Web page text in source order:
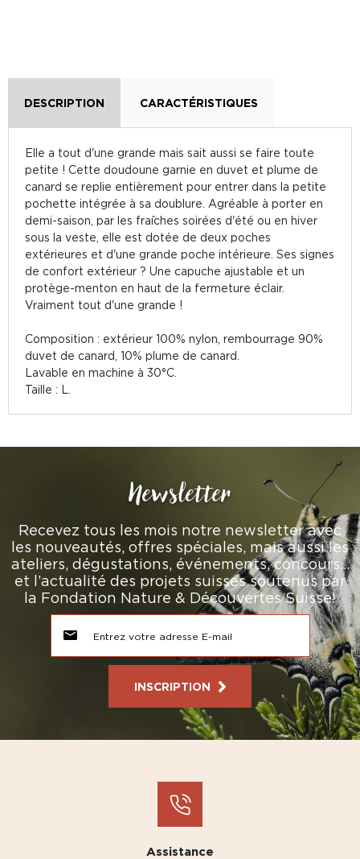
DESCRIPTION CARACTÉRISTIQUES
Elle a tout d'une grande mais sait aussi se faire toute
petite ! Cette doudoune garnie en duvet et plume de
canard se replie entièrement pour entrer dans la petite
pochette intégrée à sa doublure. Agréable à porter en
demi-saison, par les fraîches soirées d'été ou en hiver
sous la veste, elle est dotée de deux poches
extérieures et d'une grande poche intérieure. Ses signes
de confort extérieur ? Une capuche ajustable et un
protège-menton en haut de la fermeture éclair.
Vraiment tout d'une grande !
Composition : extérieur 100% nylon, rembourrage 90%
duvet de canard, 10% plume de canard.
Lavable en machine à 30°C.
Taille : L.
Newsletter
Recevez tous les mois notre newsletter avec
les nouveautés, offres spéciales, mais aussi les
ateliers, dégustations, événements, concours…
et l’actualité des projets suisses soutenus par
la Fondation Nature & Découvertes Suisse!
INSCRIPTION
Assistance